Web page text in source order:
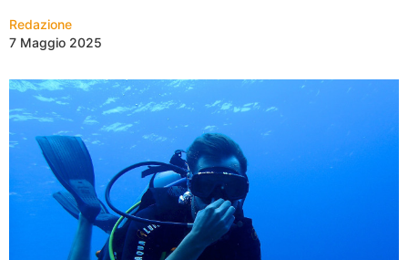
Redazione
7 Maggio 2025